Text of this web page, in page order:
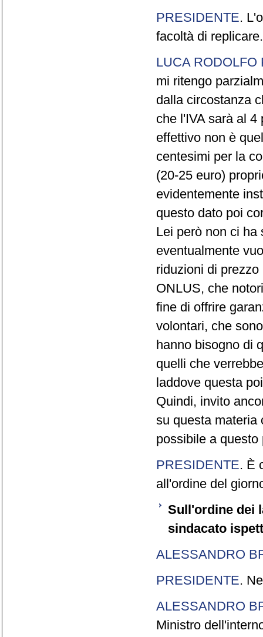
PRESIDENTE.
facoltà di replicare.
LUCA RODOLFO
mi ritengo
dalla circostanza
che l'IVA sarà al
effettivo non è
centesimi per la
(20-25 euro)
evidentemente
questo dato poi
Lei però non ci ha
eventualmente
riduzioni di
ONLUS, che
fine di offrire
volontari, che
hanno bisogno di
quelli che
laddove questa
Quindi, invito
su questa materia
possibile a
PRESIDENTE. È
all'ordine del
Sull'ordine dei
sindacato
ALESSANDRO
PRESIDENTE.
ALESSANDRO
Ministro